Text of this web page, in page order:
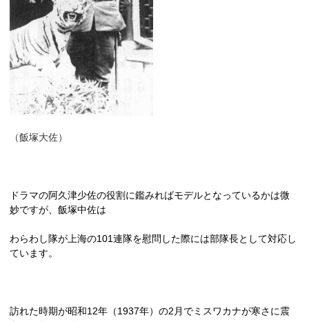
（飯塚大佐）
ドラマの阿久津少佐の役割に鑑みればモデルとなっているかは微
妙ですが、飯塚中佐は
わらわし隊が上海の101連隊を慰問した際には部隊長として対応し
ています。
訪れた時期が昭和12年（1937年）の2 月でミスワカナが寒さに震